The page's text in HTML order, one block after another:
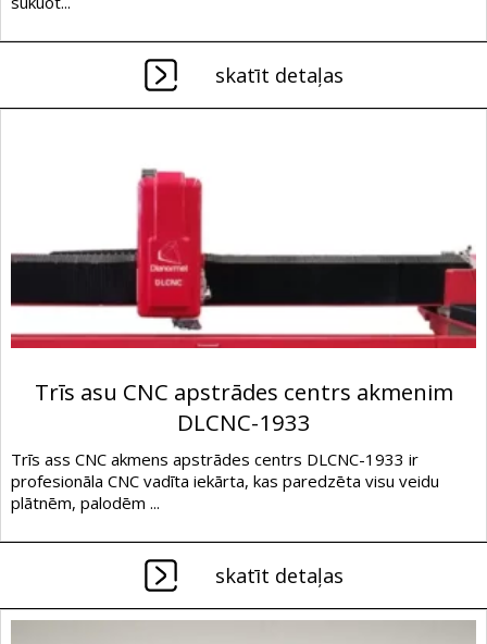
skatīt detaļas
Trīs asu CNC apstrādes centrs akmenim
DLCNC-1933
Trīs ass CNC akmens apstrādes centrs DLCNC-1933 ir
profesionāla CNC vadīta iekārta, kas paredzēta visu veidu
plātnēm, palodēm ...
skatīt detaļas